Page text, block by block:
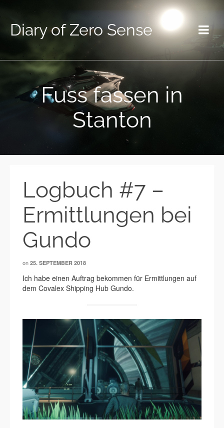
Diary of Zero Sense
Fuss fassen in
Stanton
Logbuch #7 –
Ermittlungen bei
Gundo
on 25. SEPTEMBER 2018
Ich habe einen Auftrag bekommen für Ermittlungen auf
dem Covalex Shipping Hub Gundo.